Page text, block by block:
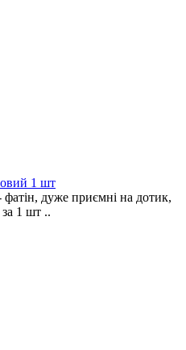
1 шт
дуже приємні на дотик,
за 1 шт ..